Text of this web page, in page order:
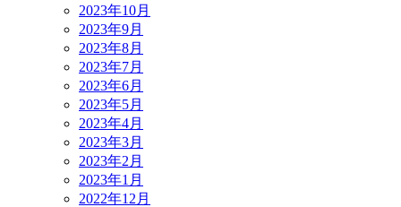
2023年10月
2023年9月
2023年8月
2023年7月
2023年6月
2023年5月
2023年4月
2023年3月
2023年2月
2023年1月
2022年12月